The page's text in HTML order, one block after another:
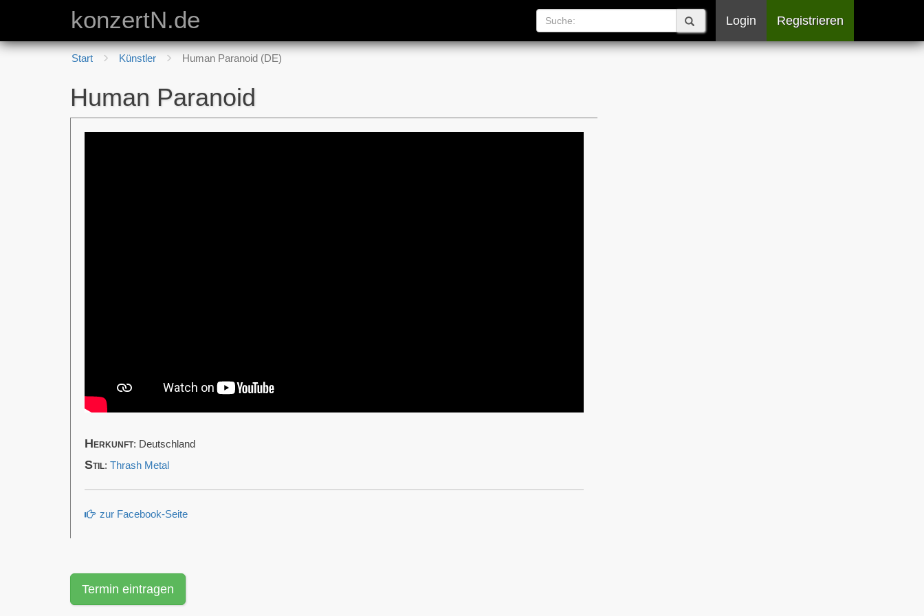
konzertN.de Login Registrieren
Start Künstler Human Paranoid (DE)
Human Paranoid
Herkunft: Deutschland
Stil: Thrash Metal
zur Facebook-Seite
Termin eintragen